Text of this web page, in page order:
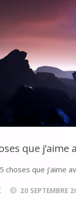
LE
SDK
ANDROID
UNITY
?"
que j’aime
choses que j’aime
20 SEPTEMBRE